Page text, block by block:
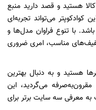
هستید و قصد دارید منبع
کوادکوپتر می‌تواند تجربه‌ای
با تنوع فراوان مدل‌ها و
مناسب، امری ضروری
هستید و به دنبال بهترین
مقرون‌به‌صرفه می‌گردید، این
معرفی سه سایت برتر برای